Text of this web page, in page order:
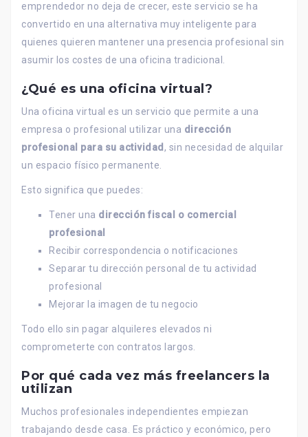
emprendedor no deja de crecer, este servicio se ha
convertido en una alternativa muy inteligente para
quienes quieren mantener una presencia profesional sin
asumir los costes de una oficina tradicional.
¿Qué es una oficina virtual?
Una oficina virtual es un servicio que permite a una
empresa o profesional utilizar una dirección
profesional para su actividad , sin necesidad de alquilar
un espacio físico permanente.
Esto significa que puedes:
Tener una dirección fiscal o comercial
profesional
Recibir correspondencia o notificaciones
Separar tu dirección personal de tu actividad
profesional
Mejorar la imagen de tu negocio
Todo ello sin pagar alquileres elevados ni
comprometerte con contratos largos.
Por qué cada vez más freelancers la
utilizan
Muchos profesionales independientes empiezan
trabajando desde casa. Es práctico y económico, pero